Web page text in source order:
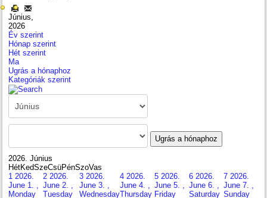
Június,
2026
Év szerint
Hónap szerint
Hét szerint
Ma
Ugrás a hónaphoz
Kategóriák szerint
Ugrás a hónaphoz
2026. Június
HétKedSzeCsüPénSzoVas
1 2026.
June 1. ,
Monday
2 2026.
June 2. ,
Tuesday
3 2026.
June 3. ,
Wednesday
4 2026.
June 4. ,
Thursday
5 2026.
June 5. ,
Friday
6 2026.
June 6. ,
Saturday
7 2026.
June 7. ,
Sunday